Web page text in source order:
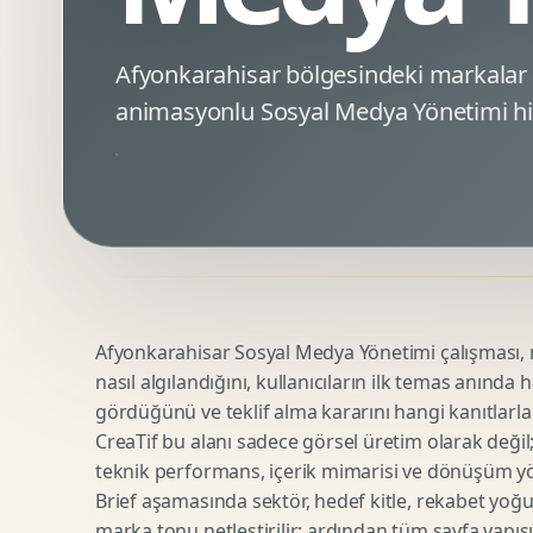
Minimal Logo Tasarimi
Amblem Tasarimi
Logo Revizyonu
Tipografik Logo Tasarimi
Startup Logo Tasarimi
Google Ads Reklam Tasarimi
Meta Ads Reklam Tasarimi
Kampanya Stratejisi
Performans Reklam Kreatifleri
SEO Denetimi
E Ticaret SEO
Urun Gorsellestirme
3D Reklam Gorseli
Cgi Kampanya Gorseli
Motion 3D
3D Karakter Tasarimi
Afyonkarahisar bölgesindeki
animasyonlu Sosyal Medya Yönetimi
Afyonkarahisar Sosyal Medya Yönetimi
nasıl algılandığını, kullanıcıların ilk temas
gördüğünü ve teklif alma kararını hangi
CreaTif bu alanı sadece görsel üretim olarak
teknik performans, içerik mimarisi ve dönüşüm
Brief aşamasında sektör, hedef kitle, rekabet